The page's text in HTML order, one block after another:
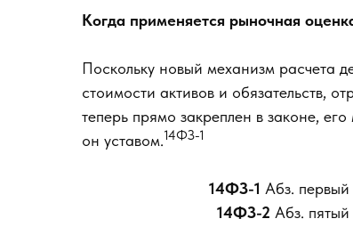
Когда применяется рыночная
Поскольку новый механизм расчета
стоимости активов и обязательств,
теперь прямо закреплен в законе,
он уставом.14ФЗ-1
14ФЗ-1 Абз.
14ФЗ-2 Абз.